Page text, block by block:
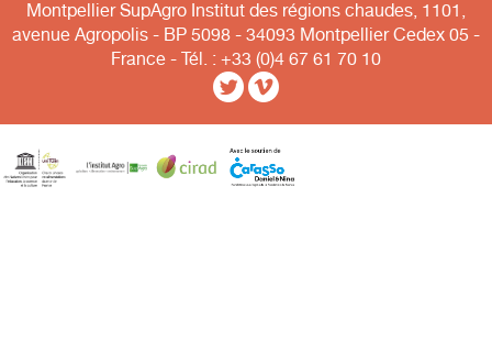
Montpellier SupAgro Institut des régions chaudes, 1101,
avenue Agropolis - BP 5098 - 34093 Montpellier Cedex 05 -
France - Tél. : +33 (0)4 67 61 70 10